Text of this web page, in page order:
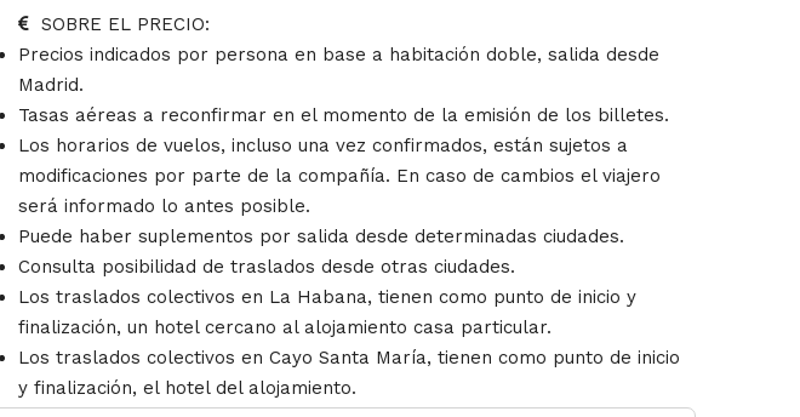
SOBRE EL PRECIO:
Precios indicados por persona en base a habitación doble, salida desde
Madrid.
Tasas aéreas a reconfirmar en el momento de la emisión de los billetes.
Los horarios de vuelos, incluso una vez confirmados, están sujetos a
modificaciones por parte de la compañía. En caso de cambios el viajero
será informado lo antes posible.
Puede haber suplementos por salida desde determinadas ciudades.
Consulta posibilidad de traslados desde otras ciudades.
Los traslados colectivos en La Habana, tienen como punto de inicio y
finalización, un hotel cercano al alojamiento casa particular.
Los traslados colectivos en Cayo Santa María, tienen como punto de inicio
y finalización, el hotel del alojamiento.